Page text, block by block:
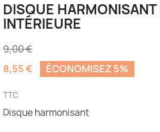
DISQUE
INTÉRIEURE
9,00 €
8,55 €
ÉCONOMISEZ 5%
TTC
Disque harmonisant